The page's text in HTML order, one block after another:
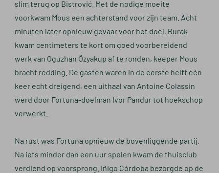
slim terug op Bistrović. Met de nodige moeite
voorkwam Mous een achterstand voor zijn team. Acht
minuten later opnieuw gevaar voor het doel, Burak
kwam centimeters te kort om goed voorbereidend
werk van Oguzhan Özyakup af te ronden, keeper Mous
bracht redding. De gasten waren in de eerste helft één
keer echt dreigend, een uithaal van Antoine Colassin
werd door Fortuna-doelman Ivor Pandur tot hoekschop
verwerkt.
Na rust was Fortuna opnieuw de bovenliggende partij.
Na iets minder dan een uur spelen kwam de thuisclub
verdiend op voorsprong. Iñigo Córdoba bezorgde op de